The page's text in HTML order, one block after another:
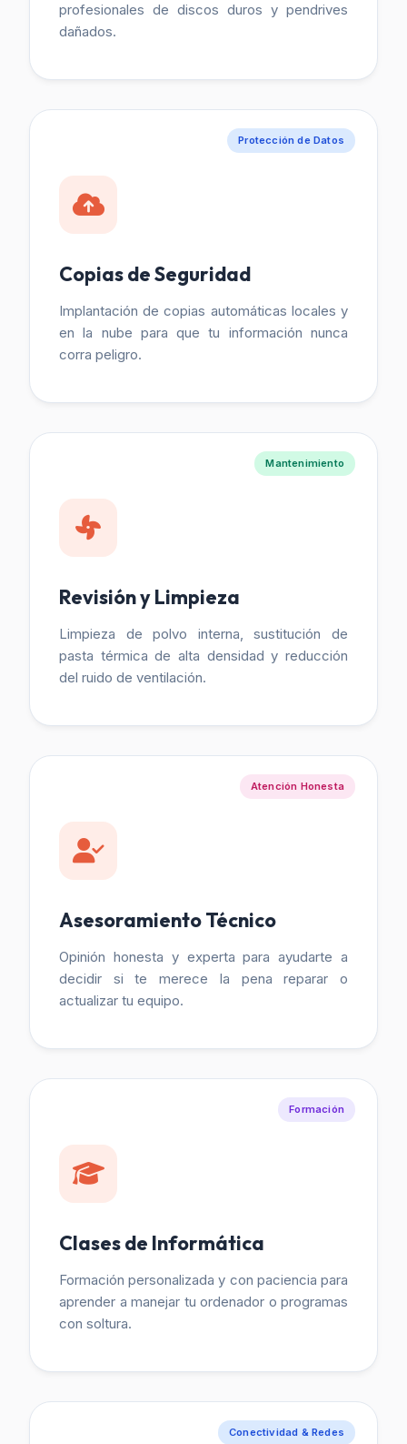
profesionales de discos duros y pendrives
dañados.
Protección de Datos
Copias de Seguridad
Implantación de copias automáticas locales y
en la nube para que tu información nunca
corra peligro.
Mantenimiento
Revisión y Limpieza
Limpieza de polvo interna, sustitución de
pasta térmica de alta densidad y reducción
del ruido de ventilación.
Atención Honesta
Asesoramiento Técnico
Opinión honesta y experta para ayudarte a
decidir si te merece la pena reparar o
actualizar tu equipo.
Formación
Clases de Informática
Formación personalizada y con paciencia para
aprender a manejar tu ordenador o programas
con soltura.
Conectividad & Redes